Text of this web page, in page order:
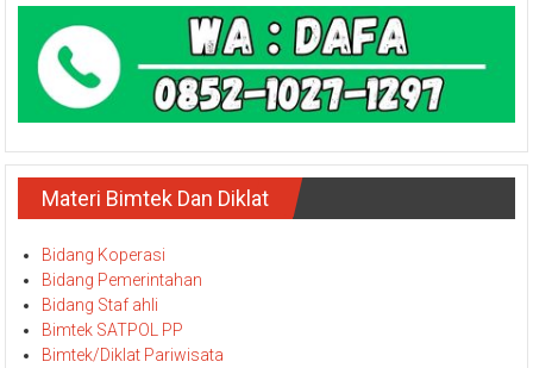
Materi Bimtek Dan Diklat
Bidang Koperasi
Bidang Pemerintahan
Bidang Staf ahli
Bimtek SATPOL PP
Bimtek/Diklat Pariwisata